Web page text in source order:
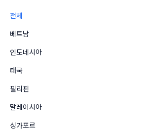
전체
베트남
인도네시아
태국
필리핀
말레이시아
싱가포르